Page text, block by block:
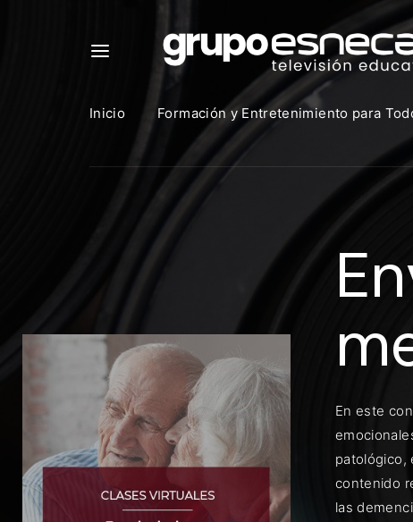
Inicio Formación y Entretenimiento para
En este
patológico,
contenido
las
Para
https://
Dirección